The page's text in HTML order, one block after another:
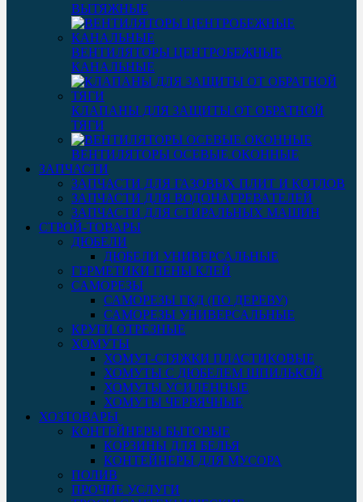
ВЫТЯЖНЫЕ
ВЕНТИЛЯТОРЫ ЦЕНТРОБЕЖНЫЕ
КАНАЛЬНЫЕ
КЛАПАНЫ ДЛЯ ЗАЩИТЫ ОТ ОБРАТНОЙ
ТЯГИ
ВЕНТИЛЯТОРЫ ОСЕВЫЕ ОКОННЫЕ
ЗАПЧАСТИ
ЗАПЧАСТИ ДЛЯ ГАЗОВЫХ ПЛИТ И КОТЛОВ
ЗАПЧАСТИ ДЛЯ ВОДОНАГРЕВАТЕЛЕЙ
ЗАПЧАСТИ ДЛЯ СТИРАЛЬНЫХ МАШИН
СТРОЙ-ТОВАРЫ
ДЮБЕЛИ
ДЮБЕЛИ УНИВЕРСАЛЬНЫЕ
ГЕРМЕТИКИ ПЕНЫ КЛЕЙ
САМОРЕЗЫ
САМОРЕЗЫ ГКД (ПО ДЕРЕВУ)
САМОРЕЗЫ УНИВЕРСАЛЬНЫЕ
КРУГИ ОТРЕЗНЫЕ
ХОМУТЫ
ХОМУТ-СТЯЖКИ ПЛАСТИКОВЫЕ
ХОМУТЫ С ДЮБЕЛЕМ ШПИЛЬКОЙ
ХОМУТЫ УСИЛЕННЫЕ
ХОМУТЫ ЧЕРВЯЧНЫЕ
ХОЗТОВАРЫ
КОНТЕЙНЕРЫ БЫТОВЫЕ
КОРЗИНЫ ДЛЯ БЕЛЬЯ
КОНТЕЙНЕРЫ ДЛЯ МУСОРА
ПОЛИВ
ПРОЧИЕ УСЛУГИ